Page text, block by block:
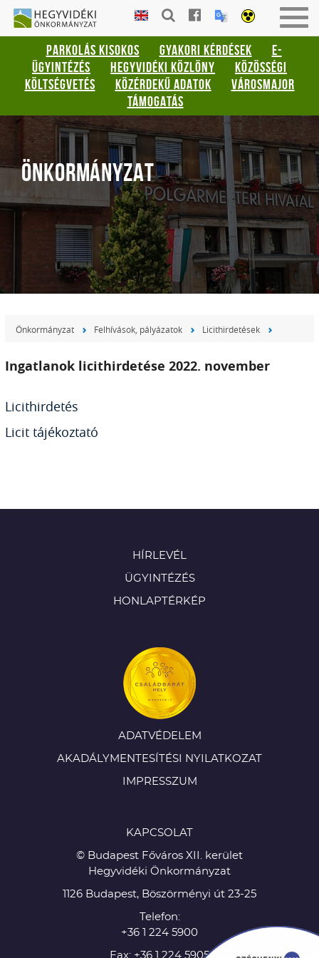
Gyorsbillentyűk
listája
Keresés:
"S"
Bejelentkezés:
HEGYVIDÉKI
ÖNKORMÁNYZAT
PARKOLÁS KISOKOS GYAKORI KÉRDÉSEK
E-
ÜGYINTÉZÉS
HEGYVIDÉKI KÖZLÖNY
KÖZÖSSÉGI
KÖLTSÉGVETÉS
KÖZÉRDEKŰ ADATOK
VÁROSMAJOR
TÁMOGATÁS
ÖNKORMÁNYZAT
Önkormányzat Felhívások, pályázatok Licithirdetések
Ingatlanok licithirdetése 2022. november
Licithirdetés
Licit tájékoztató
HÍRLEVÉL
ÜGYINTÉZÉS
HONLAPTÉRKÉP
ADATVÉDELEM
AKADÁLYMENTESÍTÉSI NYILATKOZAT
IMPRESSZUM
KAPCSOLAT
© Budapest Főváros XII. kerület
Hegyvidéki Önkormányzat
1126 Budapest, Böszörményi út 23-25
Telefon:
+36 1 224 5900
Fax: +36 1 224 5905